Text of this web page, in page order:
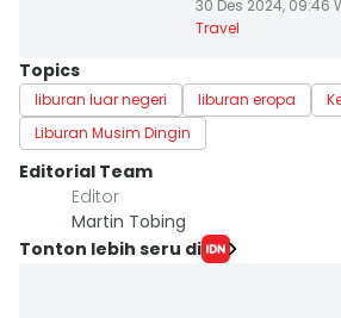
30 Des 2024, 09:46
Travel
Topics
liburan luar negeri liburan eropa
Liburan Musim Dingin
Editorial Team
Editor
Martin Tobing
Tonton lebih seru di